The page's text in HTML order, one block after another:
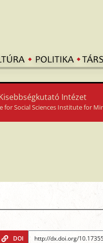
Kisebbségkutató Intézet
for Social Sciences Institute for
DOI